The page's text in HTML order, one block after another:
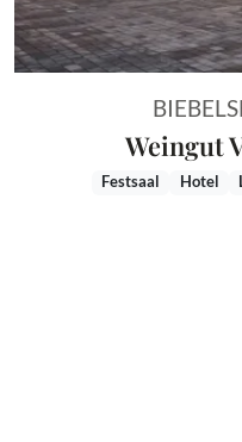
Weingut
Festsaal Hotel